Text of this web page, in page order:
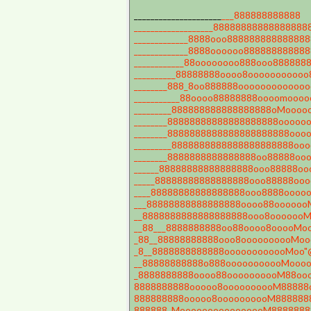
___888888888888